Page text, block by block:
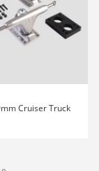
Cruiser Truck